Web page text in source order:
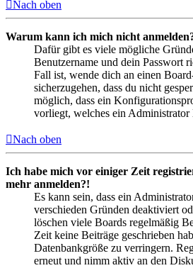
Nach oben
Warum kann ich mich nicht
Dafür gibt es viele mögliche
Benutzername und dein Passwort
Fall ist, wende dich an einen
sicherzugehen, dass du nicht
möglich, dass ein
vorliegt, welches ein Administrator
Nach oben
Ich habe mich vor einiger Zeit
mehr anmelden?!
Es kann sein, dass ein
verschieden Gründen deaktiviert
löschen viele Boards regelmäßig
Zeit keine Beiträge geschrieben
Datenbankgröße zu verringern.
erneut und nimm aktiv an den